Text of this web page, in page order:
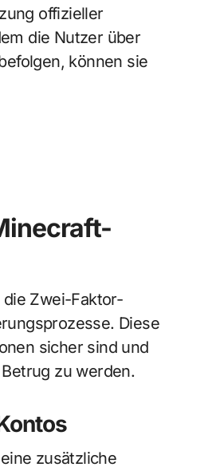
offizieller
die Nutzer über
können sie
Zwei-Faktor-
Diese
sicher sind und
zu werden.
zusätzliche